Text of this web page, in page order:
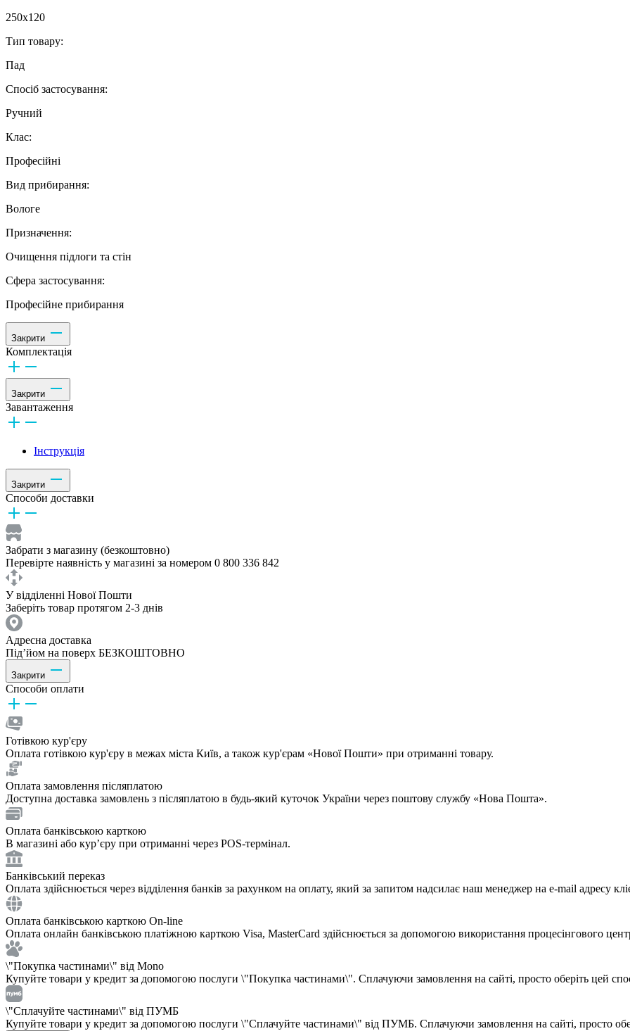
250х120
Тип товару:
Пад
Спосіб застосування:
Ручний
Клас:
Професійні
Вид прибирання:
Вологе
Призначення:
Очищення підлоги та стін
Сфера застосування:
Професійне прибирання
Закрити
Комплектація
Закрити
Завантаження
Інструкція
Закрити
Способи доставки
Забрати з магазину (безкоштовно)
Перевірте наявність у магазині за номером 0 800 336 842
У відділенні Нової Пошти
Заберіть товар протягом 2-3 днів
Адресна доставка
Під’йом на поверх БЕЗКОШТОВНО
Закрити
Способи оплати
Готівкою кур'єру
Оплата готівкою кур'єру в межах міста Київ, а також кур'єрам «Нової Пошти» при отриманні товару.
Оплата замовлення післяплатою
Доступна доставка замовлень з післяплатою в будь-який куточок України через поштову службу «Нова Пошта».
Оплата банківською карткою
В магазині або курʼєру при отриманні через POS-термінал.
Банківський переказ
Оплата здійснюється через відділення банків за рахунком на оплату, який за запитом надсилає наш менеджер на e-mail адресу
Оплата банківською карткою On-line
Оплата онлайн банківською платіжною карткою Visa, MasterCard здійснюється за допомогою використання процесінгового
\"Покупка частинами\" від Mono
Купуйте товари у кредит за допомогою послуги \"Покупка частинами\". Сплачуючи замовлення на сайті, просто оберіть цей
\"Сплачуйте частинами\" від ПУМБ
Купуйте товари у кредит за допомогою послуги \"Сплачуйте частинами\" від ПУМБ. Сплачуючи замовлення на сайті, просто